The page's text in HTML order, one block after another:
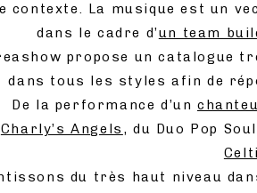
contexte. La musique est un
dans le cadre d’un team
propose un catalogue
dans tous les styles afin de
De la performance d’un
Charly’s Angels , du Duo Pop Soul
du très haut niveau